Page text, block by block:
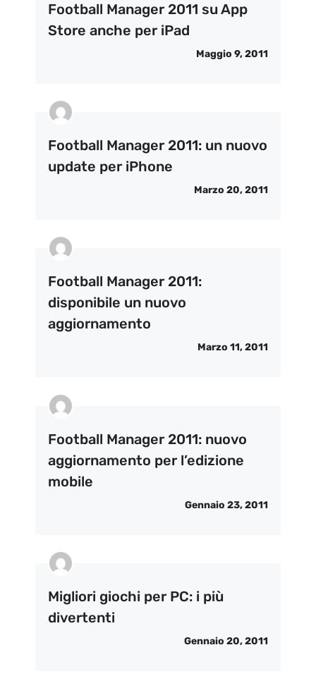
Football Manager 2011 su App
Store anche per iPad
Maggio 9, 2011
Football Manager 2011: un nuovo
update per iPhone
Marzo 20, 2011
Football Manager 2011:
disponibile un nuovo
aggiornamento
Marzo 11, 2011
Football Manager 2011: nuovo
aggiornamento per l’edizione
mobile
Gennaio 23, 2011
Migliori giochi per PC: i più
divertenti
Gennaio 20, 2011